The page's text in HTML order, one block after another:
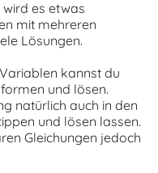
es etwas
mit mehreren
Lösungen.
kannst du
und lösen.
natürlich auch in den
und lösen lassen.
Gleichungen jedoch